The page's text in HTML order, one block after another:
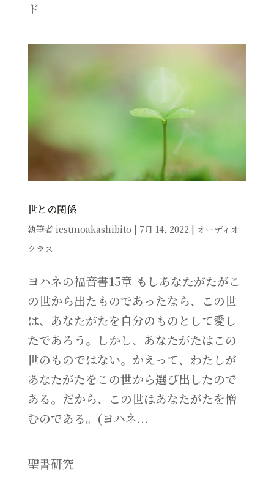
ド
世との関係
執筆者 iesunoakashibito | 7月 14, 2022 | オーディオ
クラス
ヨハネの福音書15章 もしあなたがたがこ
の世から出たものであったなら、この世
は、あなたがたを自分のものとして愛し
たであろう。しかし、あなたがたはこの
世のものではない。かえって、わたしが
あなたがたをこの世から選び出したので
ある。だから、この世はあなたがたを憎
むのである。(ヨハネ...
聖書研究